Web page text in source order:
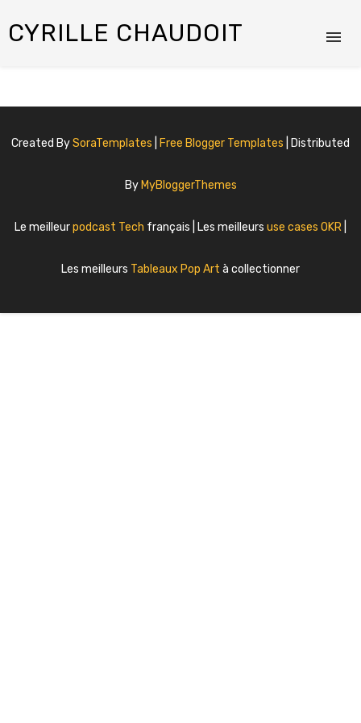
CYRILLE CHAUDOIT
Created BySoraTemplates Free Blogger Templates | Distributed
By MyBloggerThemes
Le meilleurpodcast Tech français | Les meilleurs use cases OKR
Les meilleurs Tableaux Pop Art à collectionner